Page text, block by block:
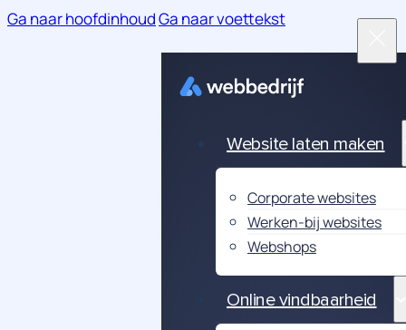
Ga naar hoofdinhoudGa naar voettekst
Website laten maken
Corporate websites
Werken-bij websites
Webshops
Online vindbaarheid